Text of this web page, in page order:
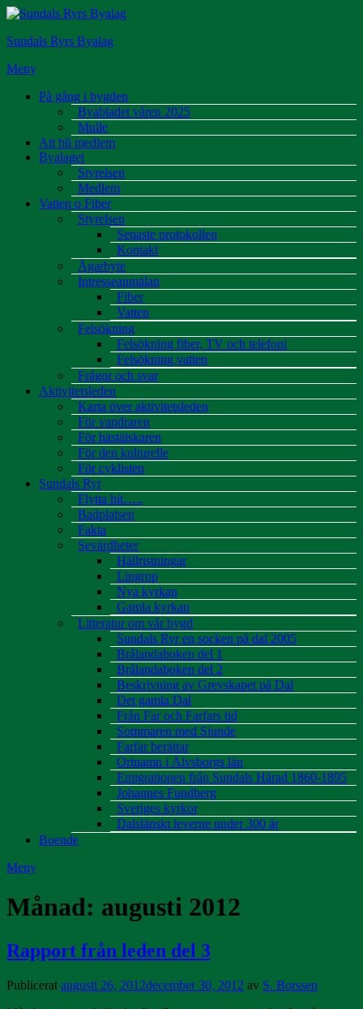
Hoppa
innehåll
Sundals Ryrs Byalag
Meny
På gång i bygden
Byabladet våren 2025
Mulle
Att bli medlem
Byalaget
Styrelsen
Medlem
Vatten o Fiber
Styrelsen
Senaste protokollen
Kontakt
Ägarbyte
Intresseanmälan
Fiber
Vatten
Felsökning
Felsökning fiber, TV och telefoni
Felsökning vatten
Frågor och svar
Aktivitetsleden
Karta över aktivitetsleden
För vandraren
För hästälskaren
För den kulturelle
För cyklisten
Sundals Ryr
Flytta hit…..
Badplatsen
Fakta
Sevärdheter
Hällristningar
Lingrop
Nya kyrkan
Gamla kyrkan
Litteratur om vår bygd
Sundals Ryr en socken på dal 2005
Brålandaboken del 1
Brålandaboken del 2
Beskrivning av Grevskapet på Dal
Det gamla Dal
Från Far och Farfars tid
Sommaren med Sjunde
Farfar berättar
Ortnamn i Älvsborgs län
Emigrationen från Sundals Härad 1860-1895
Johannes Fundberg
Sveriges kyrkor
Dalslänskt leverne under 300 år
Boende
Meny
Månad: augusti 2012
Rapport från leden del 3
Publicerat augusti 26, 2012december 30, 2012 av S. Borssen